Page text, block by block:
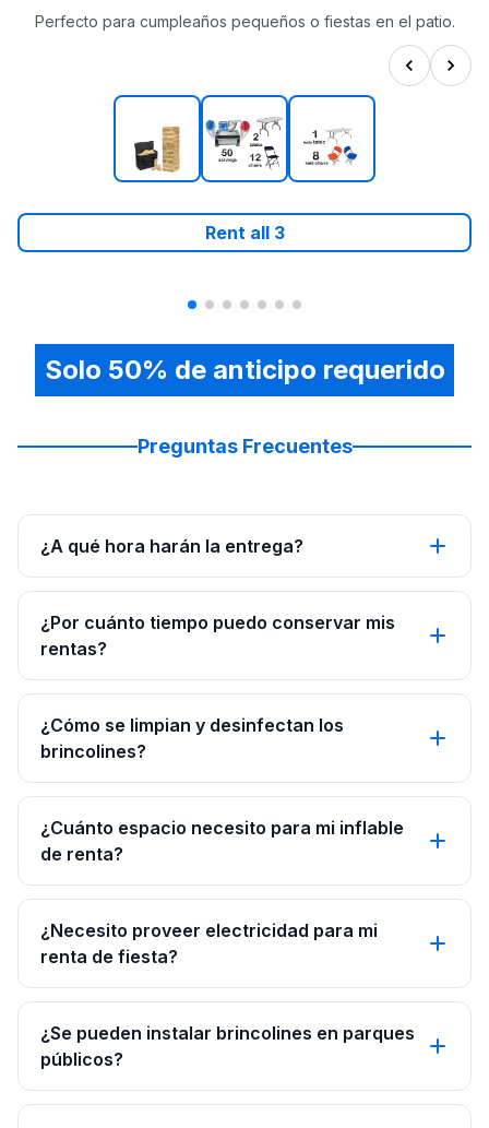
Perfecto para cumpleaños pequeños o fiestas en el patio.
Rent all 3
Solo 50% de anticipo requerido
Preguntas Frecuentes
¿A qué hora harán la entrega?
¿Por cuánto tiempo puedo conservar mis
rentas?
¿Cómo se limpian y desinfectan los
brincolines?
¿Cuánto espacio necesito para mi inflable
de renta?
¿Necesito proveer electricidad para mi
renta de fiesta?
¿Se pueden instalar brincolines en parques
públicos?